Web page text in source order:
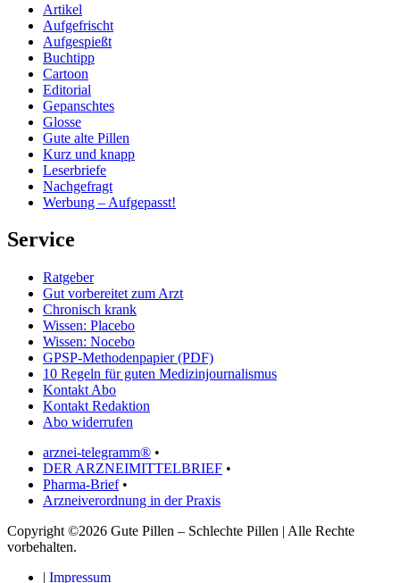
Artikel
Aufgefrischt
Aufgespießt
Buchtipp
Cartoon
Editorial
Gepanschtes
Glosse
Gute alte Pillen
Kurz und knapp
Leserbriefe
Nachgefragt
Werbung – Aufgepasst!
Service
Ratgeber
Gut vorbereitet zum Arzt
Chronisch krank
Wissen: Placebo
Wissen: Nocebo
GPSP-Methodenpapier (PDF)
10 Regeln für guten Medizinjournalismus
Kontakt Abo
Kontakt Redaktion
Abo widerrufen
arznei-telegramm® •
DER ARZNEIMITTELBRIEF •
Pharma-Brief•
Arzneiverordnung in der Praxis
Copyright ©2026 Gute Pillen – Schlechte Pillen | Alle Rechte
vorbehalten.
| Impressum